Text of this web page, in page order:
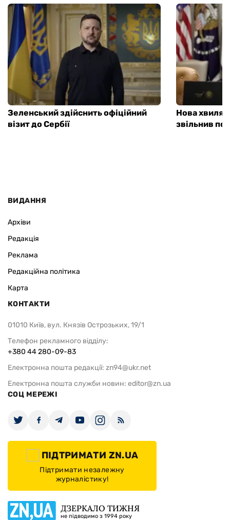
Зеленський здійснить офіційний
візит до Сербії
Нова хвиля
звільнив
ВИДАННЯ
Архіви
Редакція
Реклама
Редакційна політика
Карта
КОНТАКТИ
01010 Київ, вул. Князів Острозьких, 19/1
Телефон рекламного відділу:
+380 44 280-09-83
Електронна пошта редакції: zn94@ukr.net
Електронна пошта служби новин: editor@zn.ua
СОЦ МЕРЕЖІ
ПІДТРИМАТИ ZN.UA
Підтримати незалежну
журналістику!
ДЗЕРКАЛО ТИЖНЯ
не підводимо з 1994 року